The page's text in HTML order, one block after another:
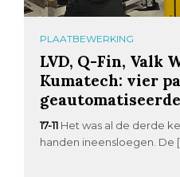
PLAATBEWERKING
LVD, Q-Fin, Valk
Kumatech: vier
17-11 Het was al de derde
handen ineensloegen. De